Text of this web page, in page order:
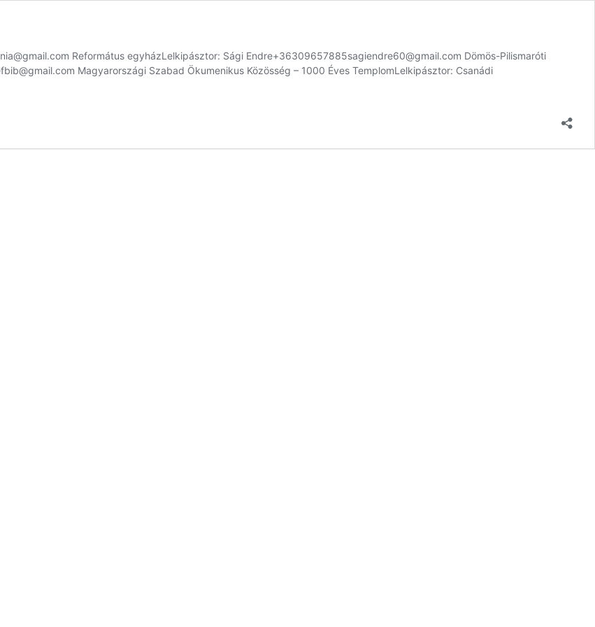
Református egyházLelkipásztor: Sági Endre+36309657885sagiendre60@gmail.com Dömös-Pilismaróti
Magyarországi Szabad Ökumenikus Közösség – 1000 Éves TemplomLelkipásztor: Csanádi